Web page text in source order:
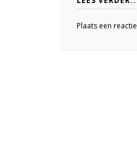
Plaats een reactie